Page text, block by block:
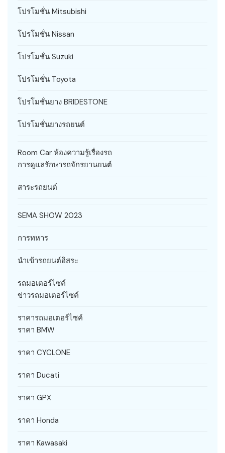
โปรโมชั่น Mitsubishi
โปรโมชั่น Nissan
โปรโมชั่น Suzuki
โปรโมชั่น Toyota
โปรโมชั่นยาง BRIDESTONE
โปรโมชั่นยางรถยนต์
Room Car ห้องความรู้เรื่องรถ
การดูแลรักษารถจักรยานยนต์
สาระรถยนต์
SEMA SHOW 2023
การทหาร
นำเข้ารถยนต์อิสระ
รถมอเตอร์ไซค์
ข่าวรถมอเตอร์ไซค์
ราคารถมอเตอร์ไซค์
ราคา BMW
ราคา CYCLONE
ราคา Ducati
ราคา GPX
ราคา Honda
ราคา Kawasaki